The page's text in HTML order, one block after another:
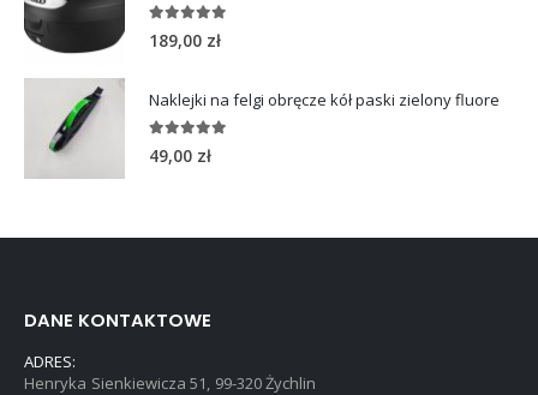
out of 5
189,00 zł
Naklejki na felgi obręcze kół paski zielony fluore
out of 5
49,00 zł
DANE KONTAKTOWE
ADRES:
Henryka Sienkiewicza 51, 99-320 Żychlin